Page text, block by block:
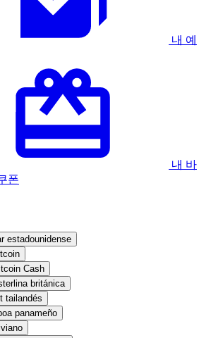
내 예
내 바
폰
estadounidense
Cash
británica
tailandés
panameño